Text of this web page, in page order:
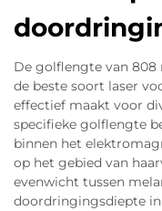
De golflengte van
de beste soort laser
effectief maakt voor
specifieke golflengte
binnen het
op het gebied van
evenwicht tussen
doordringingsdiepte